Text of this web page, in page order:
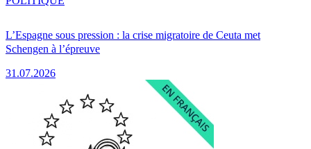
L’Espagne sous pression : la crise migratoire de Ceuta met
Schengen à l’épreuve
31.07.2026